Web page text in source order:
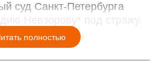
суд Санкт-Петербурга
Невзорову* под стражу.
полностью